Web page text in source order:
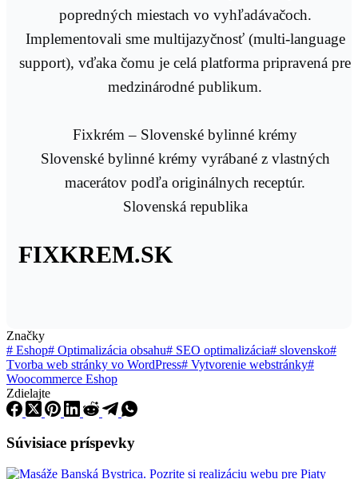
popredných miestach vo vyhľadávačoch.
Implementovali sme multijazyčnosť (multi-language
support), vďaka čomu je celá platforma pripravená pre
medzinárodné publikum.
Fixkrém – Slovenské bylinné krémy
Slovenské bylinné krémy vyrábané z vlastných
macerátov podľa originálnych receptúr.
Slovenská republika
FIXKREM.SK
Značky
# Eshop# Optimalizácia obsahu# SEO optimalizácia# slovensko#
Tvorba web stránky vo WordPress# Vytvorenie webstránky#
Woocommerce Eshop
Zdielajte
Súvisiace príspevky